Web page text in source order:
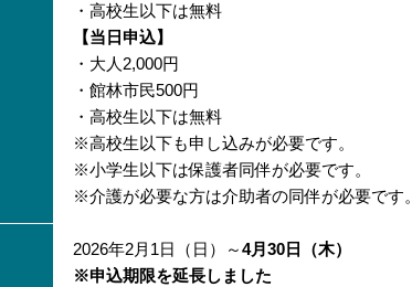
・高校生以下は無料
【当日申込】
・大人2,000円
・館林市民500円
・高校生以下は無料
※高校生以下も申し込みが必要です。
※小学生以下は保護者同伴が必要です。
※介護が必要な方は介助者の同伴が必要です。
2026年2月1日（日）～4月30日（木）
※申込期限を延長しました